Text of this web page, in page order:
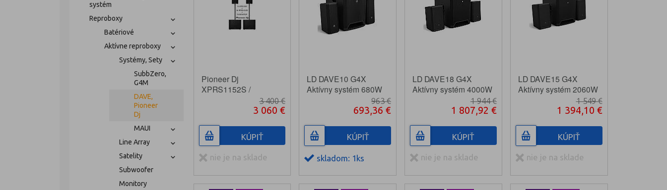
systém
Reproboxy
Batériové
Aktívne reproboxy
Systémy, Sety
SubbZero,
G4M
DAVE,
Pioneer
Dj
MAUI
Line Array
Satelity
Subwoofer
Monitory
Pioneer Dj
XPRS1152S /
XPRS102 Aktívny set
3 400 €
3 060 €
KÚPIŤ
nie je na sklade
LD DAVE10 G4X
Aktívny systém 680W
963 €
693,36 €
KÚPIŤ
skladom: 1ks
LD DAVE18 G4X
Aktívny systém 4000W
1 944 €
1 807,92 €
KÚPIŤ
nie je na sklade
LD DAVE15 G4X
Aktívny systém 2060W
1 549 €
1 394,10 €
KÚPIŤ
nie je na sklade